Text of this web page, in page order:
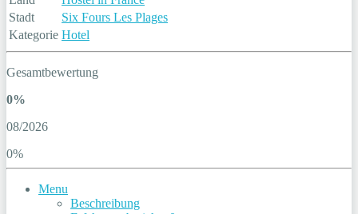
Stadt
Six Fours Les Plages
Kategorie Hotel
Gesamtbewertung
0%
08/2026
0%
Menu
Beschreibung